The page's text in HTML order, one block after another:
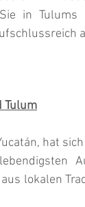
in Tulums
Tulum
hat
lokalen